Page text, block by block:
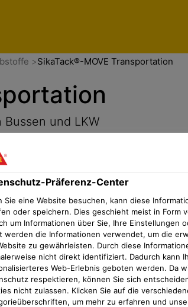
SikaTack®-MOVE Transportation
und LKW
Präferenz-Center
Sie eine Website besuchen, kann diese
oder speichern. Dies geschieht meist in Form
um Informationen über Sie, Ihre Einstellungen
werden die Informationen verwendet, um die
zu gewährleisten. Durch diese
nicht direkt identifiziert. Dadurch kann
Web-Erlebnis geboten werden. Da
respektieren, können Sie sich
nicht zulassen. Klicken Sie auf die
um mehr zu erfahren und
Präferenz-Center